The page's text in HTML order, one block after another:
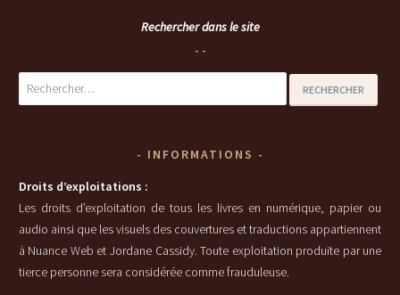
Rechercher dans le site
Rechercher :
INFORMATIONS
Droits d’exploitations :
Les droits d’exploitation de tous les livres en numérique, papier ou
audio ainsi que les visuels des couvertures et traductions appartiennent
à Nuance Web et Jordane Cassidy. Toute exploitation produite par une
tierce personne sera considérée comme frauduleuse.